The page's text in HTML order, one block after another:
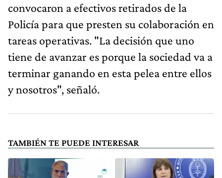
convocaron a efectivos retirados de la
Policía para que presten su colaboración en
tareas operativas. "La decisión que uno
tiene de avanzar es porque la sociedad va a
terminar ganando en esta pelea entre ellos
y nosotros", señaló.
TAMBIÉN TE PUEDE INTERESAR